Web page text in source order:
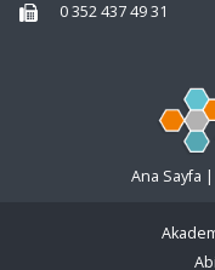
0 352 437 49 31
Ana Sayfa |